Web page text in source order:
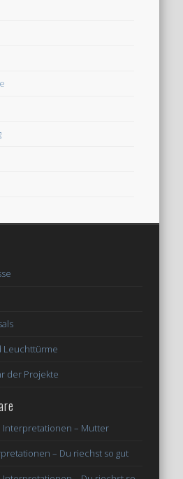
Leuchttürme
der Projekte
Interpretationen – Mutter
– Du riechst so gut